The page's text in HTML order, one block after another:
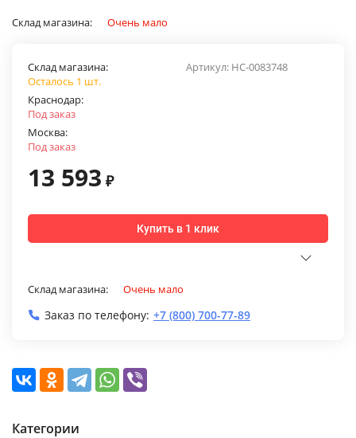
Склад магазина: Очень мало
Артикул: НС-0083748
Склад магазина:
Осталось 1 шт.
Краснодар:
Под заказ
Москва:
Под заказ
13 593 ₽
Купить в 1 клик
Склад магазина: Очень мало
Заказ по телефону: +7 (800) 700-77-89
Категории